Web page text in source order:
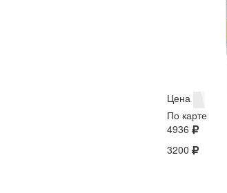
Цена
По карте
4936
3200